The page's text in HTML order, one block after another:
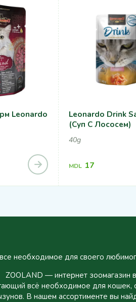
Leonardo
Leonardo Drink
(суп С Лососем)
40g
MDL 17
необходимое для своего
ZOOLAND — интернет зоомагазин
всё необходимое для кошек,
В нашем ассортименте вы